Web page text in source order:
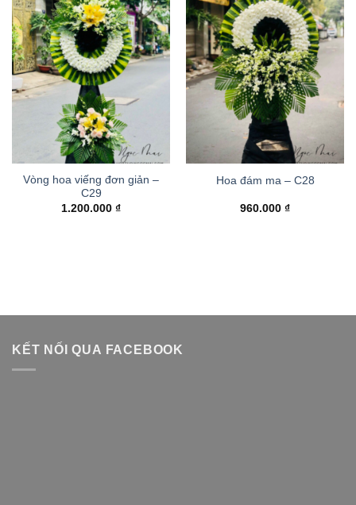
Vòng hoa viếng đơn giản –
C29
1.200.000 ₫
Hoa đám ma – C28
960.000 ₫
KẾT NỐI QUA FACEBOOK